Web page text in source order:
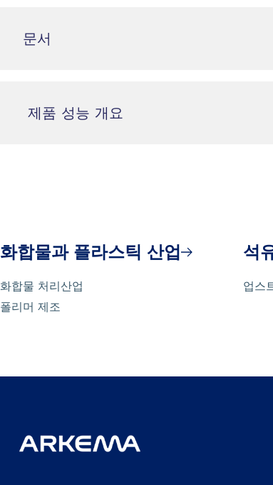
문서
제품 성능 개요
화합물과 플라스틱 산업
화합물 처리산업
폴리머 제조
석
업스